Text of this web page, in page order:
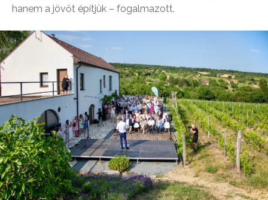
hanem a jövőt építjük – fogalmazott.